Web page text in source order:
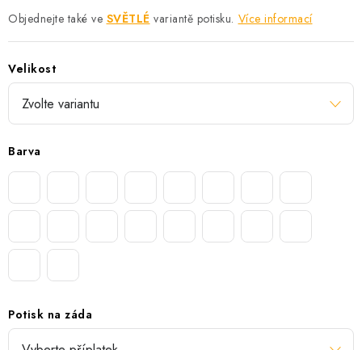
Objednejte také ve SVĚTLÉ variantě potisku. Více informací
Velikost
Barva
Potisk na záda